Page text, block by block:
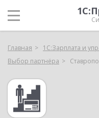
Главная
1С:Зарплата и
Выбор партнёра